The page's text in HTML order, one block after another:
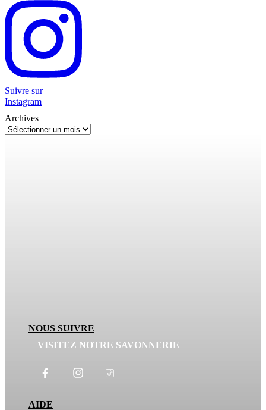
Suivre sur
Instagram
Archives
AIDE
NOUS SUIVRE
VISITEZ NOTRE SAVONNERIE